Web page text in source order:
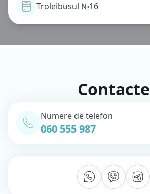
Troleibusul №16
Contacte
Numere de telefon
060 555 987